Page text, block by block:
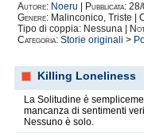
Autore: Noeru Pubblicata: 28/
Genere: Malinconico, Triste |
Tipo di coppia: Nessuna |
Categoria: Storie originali >
Killing Loneliness
La Solitudine è
mancanza di sentimenti
Nessuno è solo.